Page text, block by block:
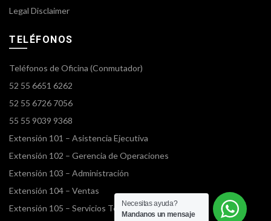
Legal Disclaimer
TELÉFONOS
Teléfonos de Oficina (Conmutador)
52 55 6651 6262
52 55 6726 7056
55 55 9039 9368
Extensión 101 – Asistencia Ejecutiva
Extensión 102 – Gerencia de Operaciones
Extensión 103 – Administración
Extensión 104 – Ventas
Extensión 105 – Servicios TerrestresNecesitas ayuda?
Mandanos un mensaje